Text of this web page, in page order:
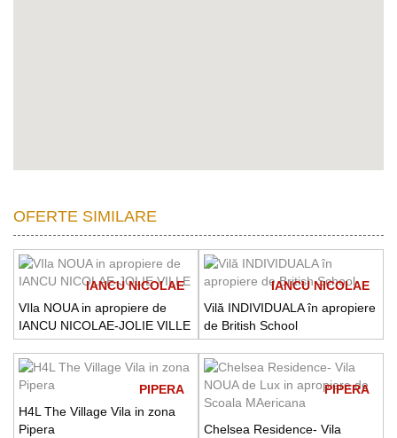
OFERTE SIMILARE
IANCU NICOLAE
VIla NOUA in apropiere de
IANCU NICOLAE-JOLIE VILLE
IANCU NICOLAE
Vilă INDIVIDUALA în apropiere
de British School
PIPERA
H4L The Village Vila in zona
Pipera
PIPERA
Chelsea Residence- Vila